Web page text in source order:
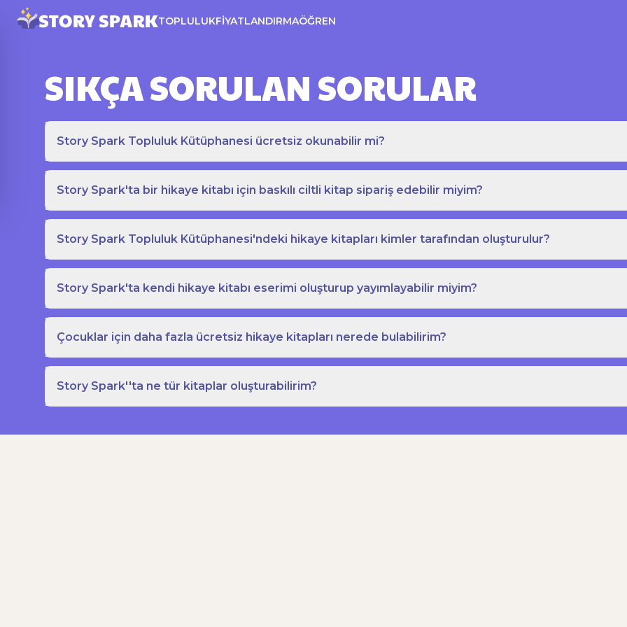
TOPLULUKFIYATLANDIRMAÖĞREN
SIKÇA SORULAN SORULAR
Story Spark Topluluk Kütüphanesi ücretsiz okunabilir mi?
Story Spark'ta bir hikaye kitabı için baskılı ciltli kitap sipariş edebilir miyim?
Story Spark Topluluk Kütüphanesi'ndeki hikaye kitapları kimler tarafından oluşturulur?
Story Spark'ta kendi hikaye kitabı eserimi oluşturup yayımlayabilir miyim?
Çocuklar için daha fazla ücretsiz hikaye kitapları nerede bulabilirim?
Story Spark''ta ne tür kitaplar oluşturabilirim?